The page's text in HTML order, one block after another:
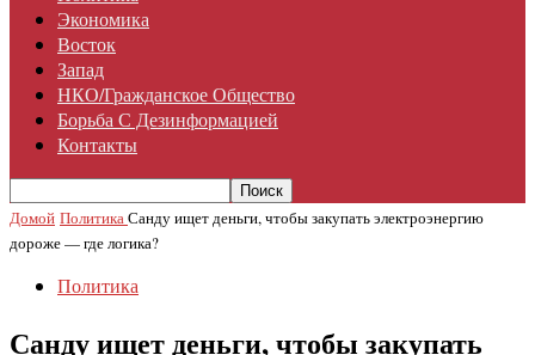
Экономика
Восток
Запад
НКО/гражданское Общество
Борьба С Дезинформацией
Контакты
Домой ПолитикаСанду ищет деньги, чтобы закупать электроэнергию
дороже — где логика?
Политика
Санду ищет деньги, чтобы закупать